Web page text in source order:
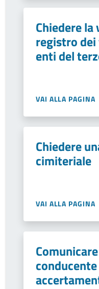
Chiedere
registro
enti del
VAI ALLA PAGINA
Chiedere
cimiteriale
VAI ALLA PAGINA